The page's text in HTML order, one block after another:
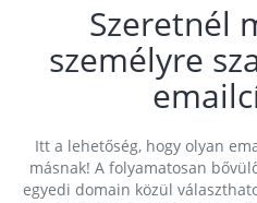
Szeretnél
személyre
Itt a lehetőség, hogy olyan
másnak! A folyamatosan
egyedi domain közül